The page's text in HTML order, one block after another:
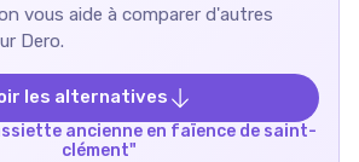
vous aide à comparer d'autres
Dero.
les alternatives
ancienne en faïence de saint-
clément"